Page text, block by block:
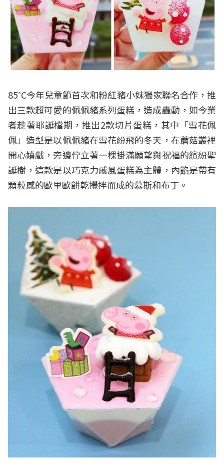
85˚C今年兒童節首次和粉紅豬小妹獨家聯名合作，推
出三款超可愛的佩佩豬系列蛋糕，造成轟動，如今業
者趁著耶誕檔期，推出2款切片蛋糕，其中「雪花佩
佩」造型是以佩佩豬在雪花紛飛的冬天，在蘑菇叢裡
開心嬉戲，旁邊佇立著一棵掛滿願望與祝福的繽紛聖
誕樹，這款是以巧克力戚風蛋糕為主體，內餡是帶有
顆粒感的歐里歐餅乾攪拌而成的慕斯和布丁。